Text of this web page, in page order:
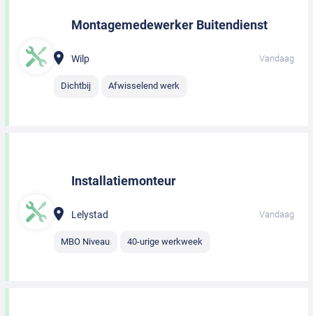
Montagemedewerker Buitendienst
Wilp Vandaag
Dichtbij Afwisselend werk
Installatiemonteur
Lelystad Vandaag
MBO Niveau 40-urige werkweek